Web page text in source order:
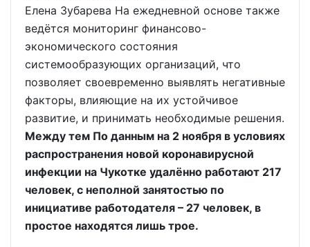
Елена Зубарева На ежедневной основе также
ведётся мониторинг финансово-
экономического состояния
системообразующих организаций, что
позволяет своевременно выявлять негативные
факторы, влияющие на их устойчивое
развитие, и принимать необходимые решения.
Между тем По данным на 2 ноября в условиях
распространения новой коронавирусной
инфекции на Чукотке удалённо работают 217
человек, с неполной занятостью по
инициативе работодателя – 27 человек, в
простое находятся лишь трое.